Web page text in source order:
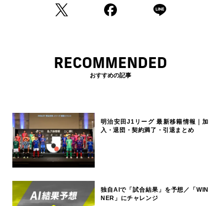
RECOMMENDED
おすすめの記事
明治安田J1リーグ 最新移籍情報｜加
入・退団・契約満了・引退まとめ
独自AIで「試合結果」を予想／「WIN
NER」にチャレンジ